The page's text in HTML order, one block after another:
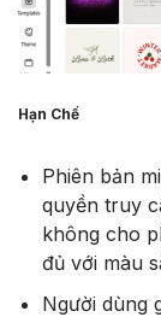
Hạn Chế
Phiên bản
quyền truy
không cho
đủ với màu
Người dùng